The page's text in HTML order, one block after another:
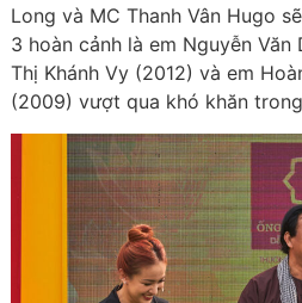
Long và MC Thanh Vân Hugo
3 hoàn cảnh là em Nguyễn Văn
Thị Khánh Vy (2012) và em
(2009) vượt qua khó khăn